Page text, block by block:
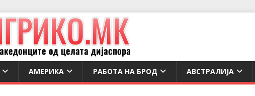
АМЕРИКА РАБОТА НА БРОД АВСТРАЛИЈА